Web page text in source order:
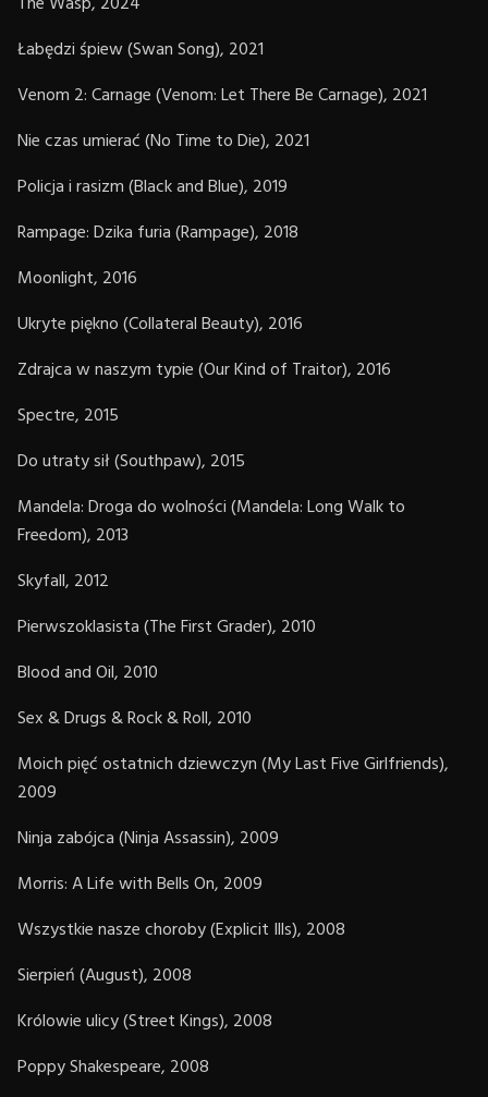
Łabędzi śpiew (Swan Song), 2021
Venom 2: Carnage (Venom: Let There Be Carnage), 2021
Nie czas umierać (No Time to Die), 2021
Policja i rasizm (Black and Blue), 2019
Rampage: Dzika furia (Rampage), 2018
Moonlight, 2016
Ukryte piękno (Collateral Beauty), 2016
Zdrajca w naszym typie (Our Kind of Traitor), 2016
Spectre, 2015
Do utraty sił (Southpaw), 2015
Mandela: Droga do wolności (Mandela: Long Walk to
Freedom), 2013
Skyfall, 2012
Pierwszoklasista (The First Grader), 2010
Blood and Oil, 2010
Sex & Drugs & Rock & Roll, 2010
Moich pięć ostatnich dziewczyn (My Last Five Girlfriends),
2009
Ninja zabójca (Ninja Assassin), 2009
Morris: A Life with Bells On, 2009
Wszystkie nasze choroby (Explicit Ills), 2008
Sierpień (August), 2008
Królowie ulicy (Street Kings), 2008
Poppy Shakespeare, 2008